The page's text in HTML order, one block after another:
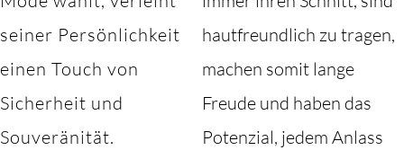
seiner Persönlichkeit
einen Touch von
Sicherheit und
Souveränität.
hautfreundlich zu tragen,
machen somit lange
Freude und haben das
Potenzial, jedem Anlass